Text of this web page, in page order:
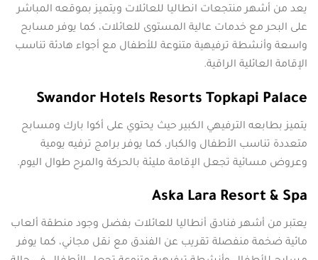
يعد من أشهر منتجعات انطاليا للعائلات ويتميز بموقعه المباشر
على البحر مع خدمات عالية المستوى للعائلات، كما يوفر مسابح
واسعة وأنشطة ترفيهية متنوعة للأطفال مع أجواء هادئة تناسب
الإقامة العائلية الراقية.
Swandor Hotels Resorts Topkapi Palace
يتميز بطابعه الترفيهي الكبير حيث يحتوي على أكوا بارك ومسابح
متعددة تناسب الأطفال والكبار، كما يوفر برامج ترفيه يومية
وعروض مسائية تجعل الإقامة مليئة بالحركة والمرح طوال اليوم.
Aska Lara Resort & Spa
يعتبر من أشهر فنادق أنطاليا للعائلات بفضل وجود منطقة ألعاب
مائية ضخمة منفصلة تقريب عن الفندق مع نقل مجاني، كما يوفر